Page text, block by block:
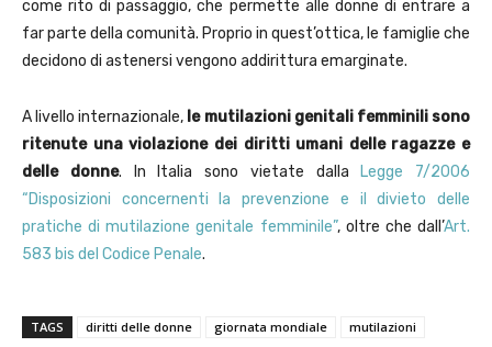
come rito di passaggio, che permette alle donne di entrare a
far parte della comunità. Proprio in quest’ottica, le famiglie che
decidono di astenersi vengono addirittura emarginate.
A livello internazionale, le mutilazioni genitali femminili sono
ritenute una violazione dei diritti umani delle ragazze e
delle donne. In Italia sono vietate dalla
Legge 7/2006
“Disposizioni concernenti la prevenzione e il divieto delle
pratiche di mutilazione genitale femminile”, oltre che dall’Art.
583 bis del Codice Penale.
TAGS diritti delle donne giornata mondiale
mutilazioni